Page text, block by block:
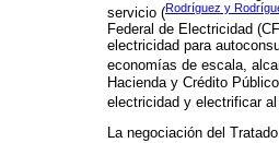
servicio (Rodríguez y
Federal de Electricidad
electricidad para
economías de escala,
Hacienda y Crédito
electricidad y electrificar
La negociación del